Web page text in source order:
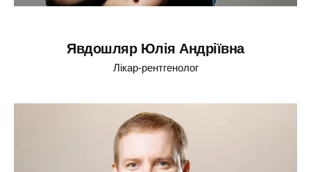
Явдошляр Юлія Андріївна
Лікар-рентгенолог